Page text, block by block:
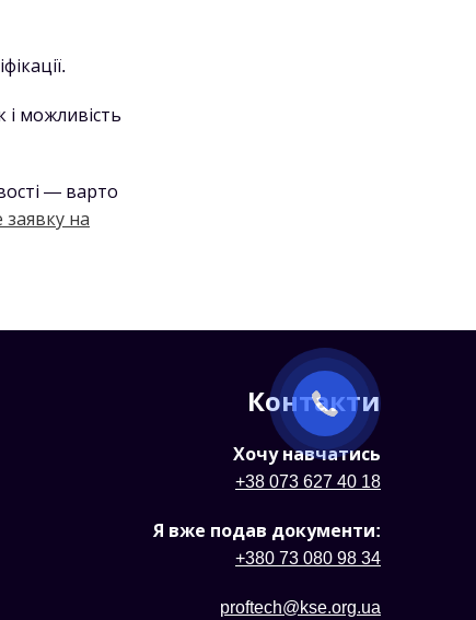
і можливість
— варто
на
Контакти
Хочу навчатись
+38 073 627 40 18
Я вже подав документи:
+380 73 080 98 34
proftech@kse.org.ua